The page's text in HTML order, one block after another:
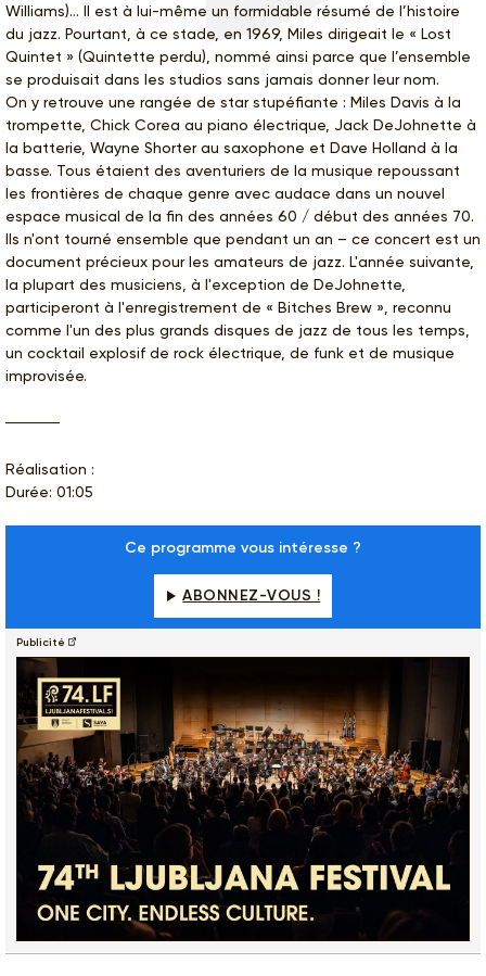
Williams)… Il est à lui-même un formidable résumé de l’histoire
du jazz. Pourtant, à ce stade, en 1969, Miles dirigeait le « Lost
Quintet » (Quintette perdu), nommé ainsi parce que l’ensemble
se produisait dans les studios sans jamais donner leur nom.
On y retrouve une rangée de star stupéfiante : Miles Davis à la
trompette, Chick Corea au piano électrique, Jack DeJohnette à
la batterie, Wayne Shorter au saxophone et Dave Holland à la
basse. Tous étaient des aventuriers de la musique repoussant
les frontières de chaque genre avec audace dans un nouvel
espace musical de la fin des années 60 / début des années 70.
Ils n'ont tourné ensemble que pendant un an – ce concert est un
document précieux pour les amateurs de jazz. L'année suivante,
la plupart des musiciens, à l'exception de DeJohnette,
participeront à l'enregistrement de « Bitches Brew », reconnu
comme l'un des plus grands disques de jazz de tous les temps,
un cocktail explosif de rock électrique, de funk et de musique
improvisée.
Réalisation :
Durée: 01:05
Ce programme vous intéresse ?
ABONNEZ-VOUS !
Publicité